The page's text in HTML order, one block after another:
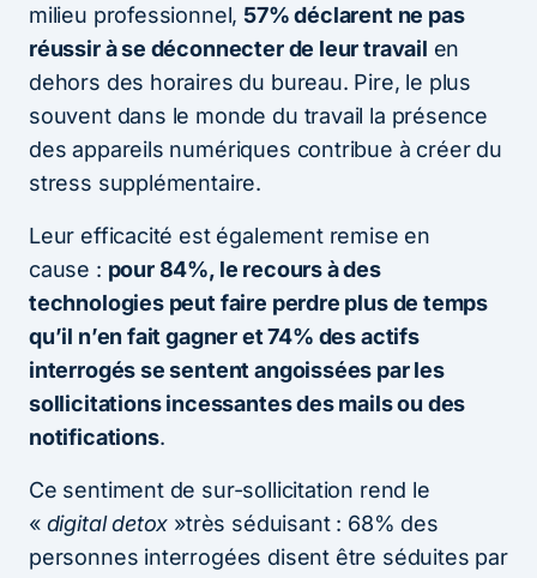
milieu professionnel, 57% déclarent ne pas
réussir à se déconnecter de leur travail en
dehors des horaires du bureau. Pire, le plus
souvent dans le monde du travail la présence
des appareils numériques contribue à créer du
stress supplémentaire.
Leur efficacité est également remise en
cause : pour 84%, le recours à des
technologies peut faire perdre plus de temps
qu’il n’en fait gagner et 74% des actifs
interrogés se sentent angoissées par les
sollicitations incessantes des mails ou des
notifications.
Ce sentiment de sur-sollicitation rend le
« digital detox »très séduisant : 68% des
personnes interrogées disent être séduites par